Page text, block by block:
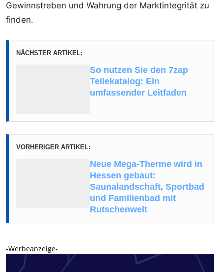
Gewinnstreben und Wahrung der Marktintegrität zu
finden.
NÄCHSTER ARTIKEL:
So nutzen Sie den 7zap
Teilekatalog: Ein
umfassender Leitfaden
VORHERIGER ARTIKEL:
Neue Mega-Therme wird in
Hessen gebaut:
Saunalandschaft, Sportbad
und Familienbad mit
Rutschenwelt
-Werbeanzeige-